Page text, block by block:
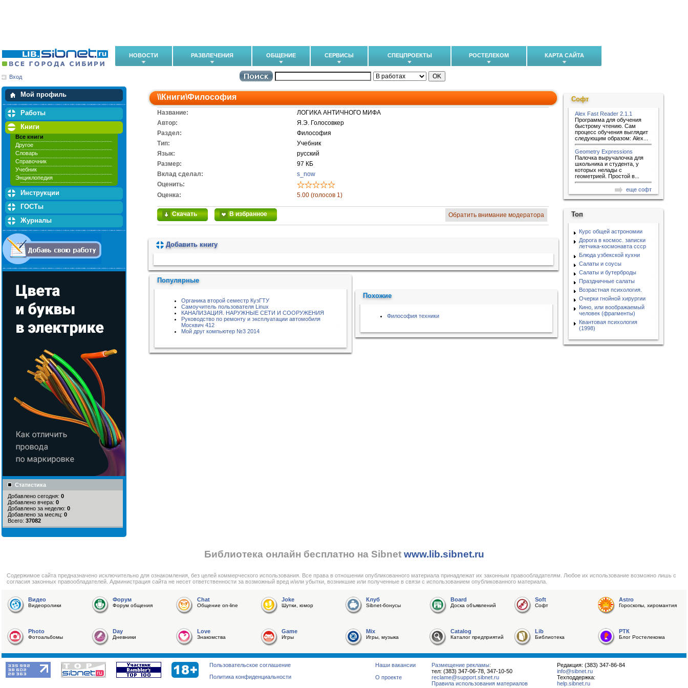
НОВОСТИ РАЗВЛЕЧЕНИЯ ОБЩЕНИЕ СЕРВИСЫ СПЕЦПРОЕКТЫ РОСТЕЛЕКОМ КАРТА САЙТА
Вход
Мой профиль
Мои закладки
Работы
Книги
Все книги
Другое
Словарь
Справочник
Учебник
Энциклопедия
Инструкции
ГОСТы
Журналы
Статистика
Добавлено сегодня: 0
Добавлено вчера: 0
Добавлено за неделю: 0
Добавлено за месяц: 0
Всего: 37082
\\Книги\Философия
Название:
ЛОГИКА АНТИЧНОГО МИФА
Автор:
Я.Э. Голосовкер
Раздел:
Философия
Тип:
Учебник
Язык:
русский
Размер:
97 КБ
Вклад сделал:
s_now
Оценить:
Оценка:
5.00 (голосов 1)
Скачать В избранное Обратить внимание модератора
Добавить книгу
Популярные
Органика второй семестр КузГТУ
Самоучитель пользователя Linux
КАНАЛИЗАЦИЯ. НАРУЖНЫЕ СЕТИ И СООРУЖЕНИЯ
Руководство по ремонту и эксплуатации автомобиля
Москвич 412
Мой друг компьютер №3 2014
Похожие
Философия техники
Софт
Alex Fast Reader 2.1.1
Программа для обучения
быстрому чтению. Сам
процесс обучения выглядит
следующим образом: Alex...
Geometry Expressions
Палочка выручалочка для
школьника и студента, у
которых нелады с
геометрией. Простой в...
еще софт
Топ
Курс общей астрономии
Дорога в космос. записки
летчика-космонавта ссср
Блюда узбекской кухни
Салаты и соусы
Салаты и бутерброды
Праздничные салаты
Возрастная психология.
Очерки гнойной хирургии
Кино, или воображаемый
человек (фрагменты)
Квантовая психология
(1998)
Библиотека онлайн бесплатно на Sibnet www.lib.sibnet.ru
Cодержимое сайта предназначено исключительно для ознакомления, без целей коммерческого использования. Все права в отношении опубликованного материала принадлежат их законным правообладателям. Любое их использование возможно лишь с
согласия законных правообладателей. Администрация сайта не несет ответственности за возможный вред и/или убытки, возникшие или полученные в связи с использованием опубликованного материала.
Видео
Видеоролики
Форум
Форум общения
Chat
Общение on-line
Joke
Шутки, юмор
Клуб
Sibnet-бонусы
Board
Доска объявлений
Soft
Софт
Astro
Гороскопы, хиромантия
Photo
Фотоальбомы
Day
Дневники
Love
Знакомства
Game
Игры
Mix
Игры, музыка
Catalog
Каталог предприятий
Lib
Библиотека
РТК
Блог Ростелекома
Редакция: (383) 347-86-84
info@sibnet.ru
Техподдержка:
help.sibnet.ru
Размещение рекламы:
тел: (383) 347-06-78, 347-10-50
reclame@support.sibnet.ru
Правила использования материалов
Наши вакансии
О проекте
Пользовательское соглашение
Политика конфиденциальности